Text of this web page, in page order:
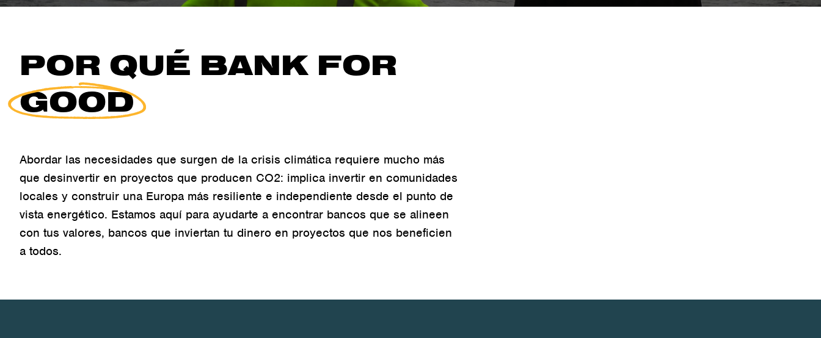
POR QUÉ BANK FOR
GOOD
Abordar las necesidades que surgen de la crisis climática requiere mucho más
que desinvertir en proyectos que producen CO2: implica invertir en comunidades
locales y construir una Europa más resiliente e independiente desde el punto de
vista energético. Estamos aquí para ayudarte a encontrar bancos que se alineen
con tus valores, bancos que inviertan tu dinero en proyectos que nos beneficien
a todos.